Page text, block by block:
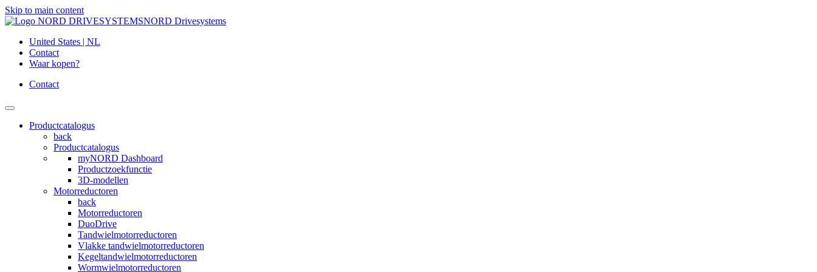
Skip to main content
NORD Drivesystems
United States | NL
Contact
Waar kopen?
Contact
Productcatalogus
back
Productcatalogus
myNORD Dashboard
Productzoekfunctie
3D-modellen
Motorreductoren
back
Motorreductoren
DuoDrive
Tandwielmotorreductoren
Vlakke tandwielmotorreductoren
Kegeltandwielmotorreductoren
Wormwielmotorreductoren